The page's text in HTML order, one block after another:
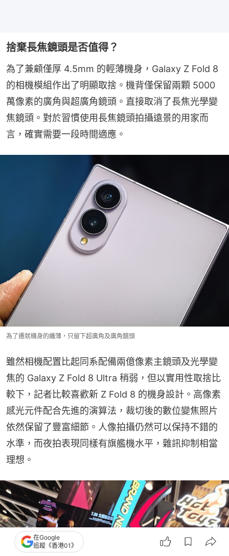
捨棄長焦鏡頭是否值得？
為了兼顧僅厚 4.5mm 的輕薄機身，Galaxy Z Fold 8
的相機模組作出了明顯取捨。機背僅保留兩顆 5000
萬像素的廣角與超廣角鏡頭。直接取消了長焦光學變
焦鏡頭。對於習慣使用長焦鏡頭拍攝遠景的用家而
言，確實需要一段時間適應。
為了遷就機身的纖薄，只留下超廣角及廣角鏡頭
雖然相機配置比起同系配備兩億像素主鏡頭及光學變
焦的 Galaxy Z Fold 8 Ultra 稍弱，但以實用性取捨比
較下，記者比較喜歡新 Z Fold 8 的機身設計。高像素
感光元件配合先進的演算法，裁切後的數位變焦照片
依然保留了豐富細節。人像拍攝仍然可以保持不錯的
水準，而夜拍表現同樣有旗艦機水平，雜訊抑制相當
理想。
在Google
追蹤《香港01》